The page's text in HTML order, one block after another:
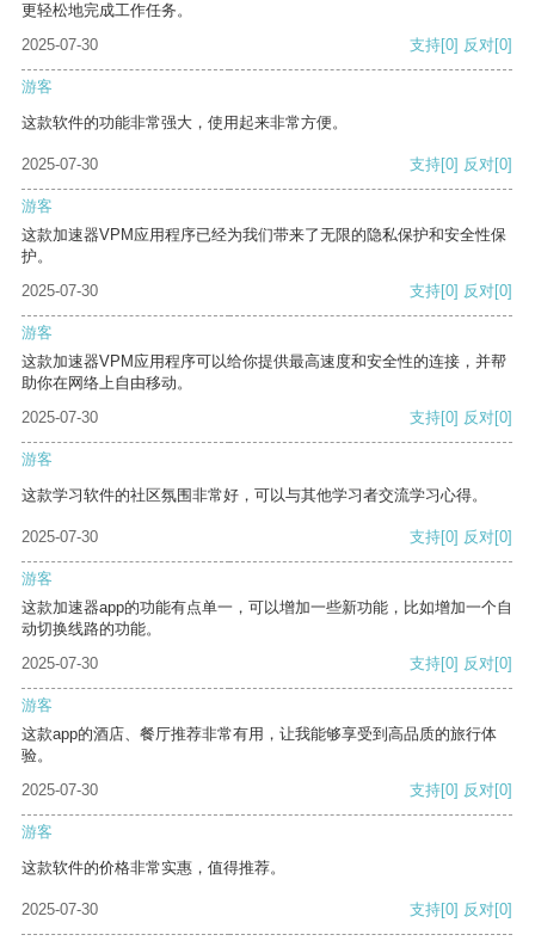
更轻松地完成工作任务。
2025-07-30
支持[0] 反对[0]
游客
这款软件的功能非常强大，使用起来非常方便。
2025-07-30 支持[0] 反对[0]
游客
这款加速器VPM应用程序已经为我们带来了无限的隐私保护和安全性保
护。
2025-07-30
支持[0] 反对[0]
游客
这款加速器VPM应用程序可以给你提供最高速度和安全性的连接，并帮
助你在网络上自由移动。
2025-07-30
支持[0] 反对[0]
游客
这款学习软件的社区氛围非常好，可以与其他学习者交流学习心得。
2025-07-30 支持[0] 反对[0]
游客
这款加速器app的功能有点单一，可以增加一些新功能，比如增加一个自
动切换线路的功能。
2025-07-30
支持[0] 反对[0]
游客
这款app的酒店、餐厅推荐非常有用，让我能够享受到高品质的旅行体
验。
2025-07-30
支持[0] 反对[0]
游客
这款软件的价格非常实惠，值得推荐。
2025-07-30 支持[0] 反对[0]